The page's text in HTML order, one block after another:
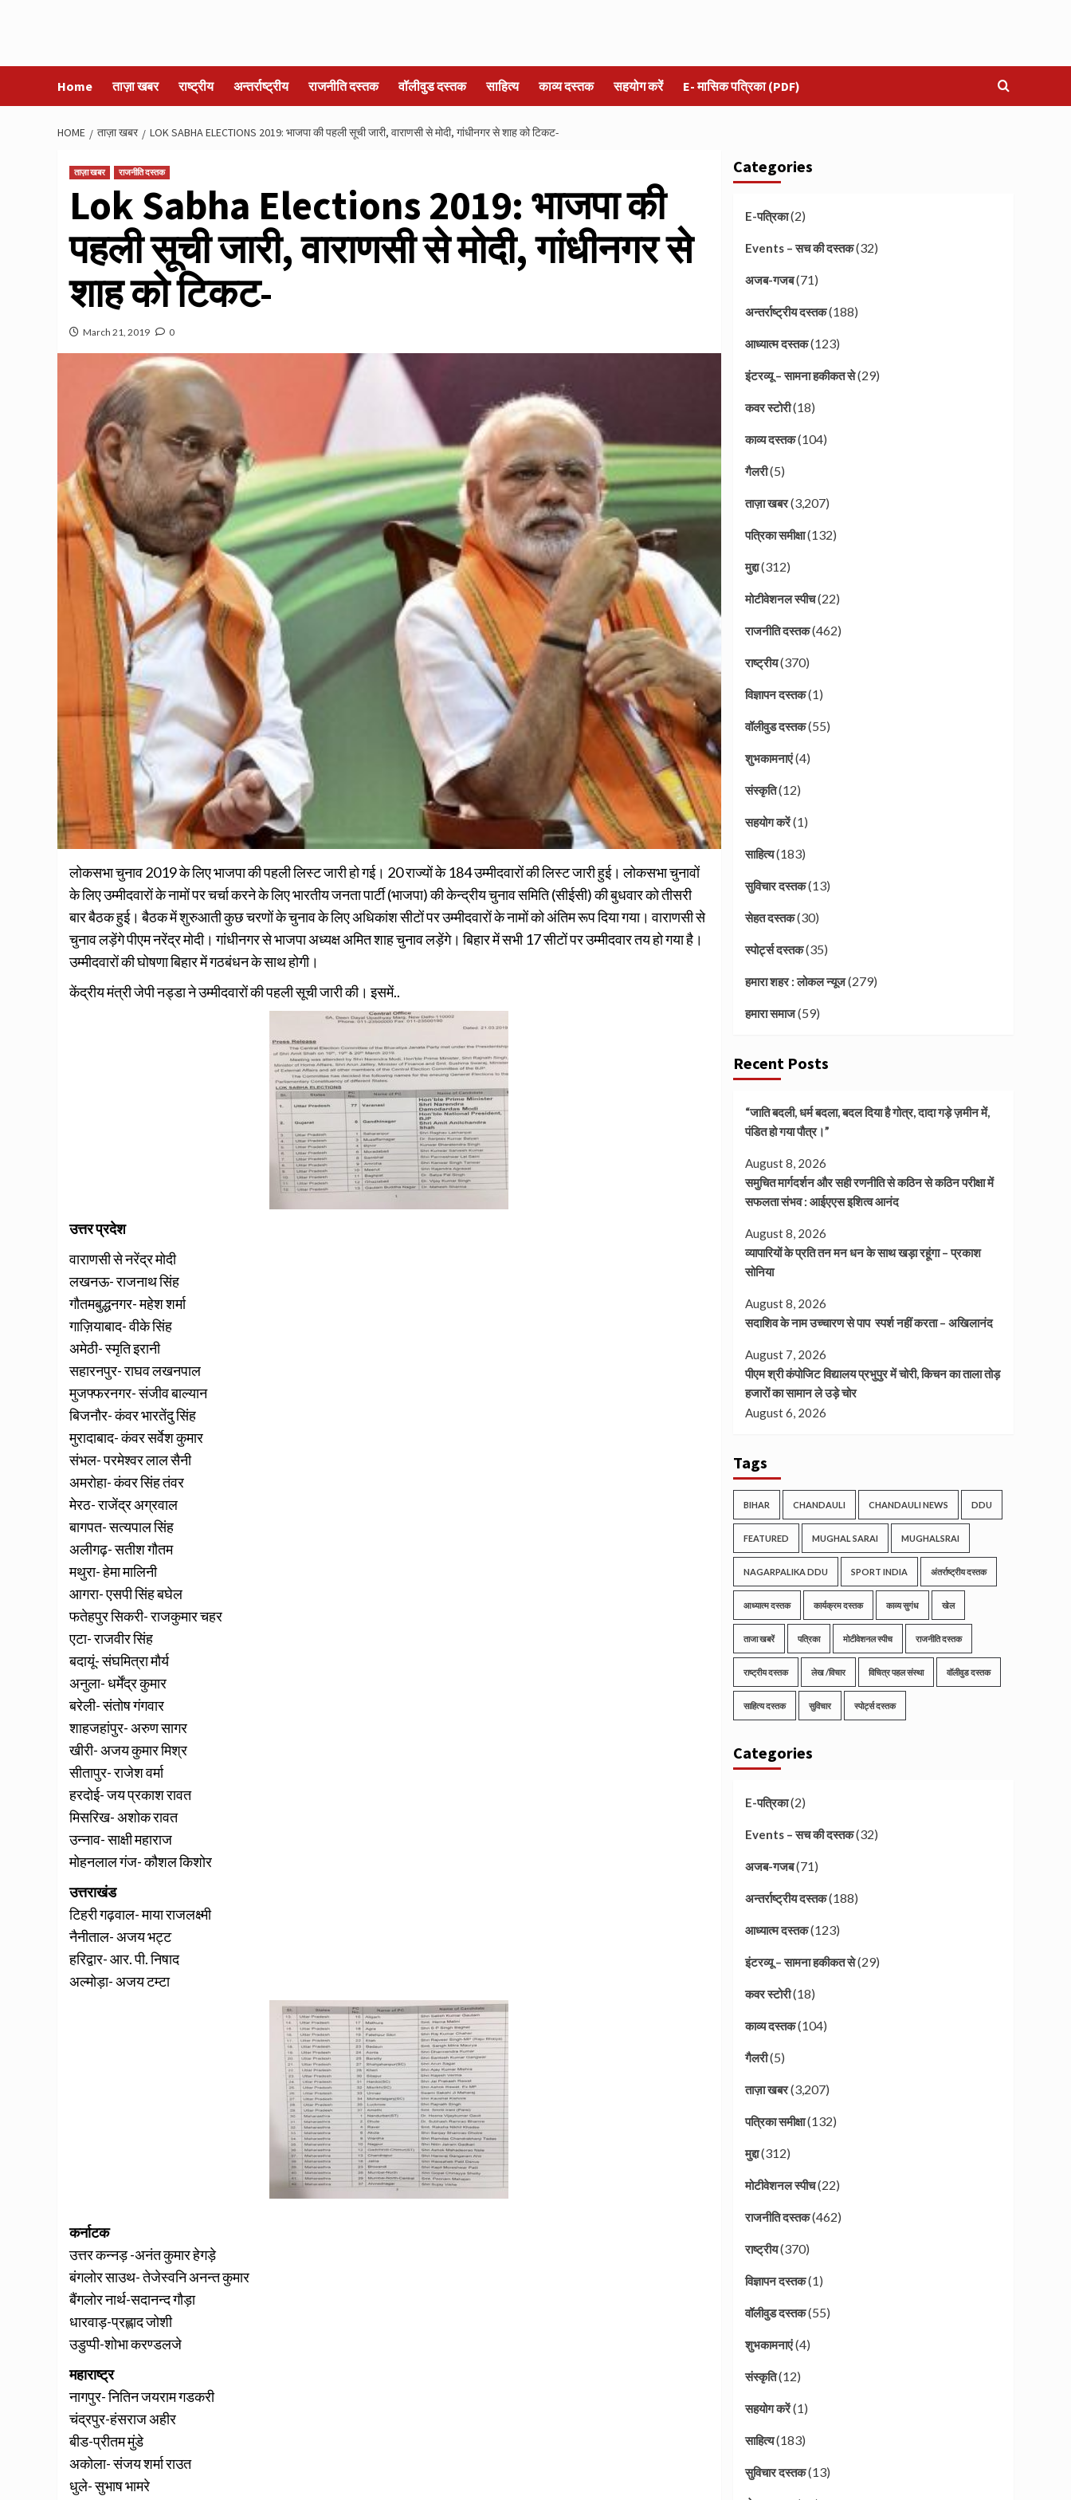
Home ताज़ा खबर राष्ट्रीय अन्तर्राष्ट्रीय राजनीति दस्तक वॉलीवुड दस्तक साहित्य काव्य दस्तक सहयोग करें E- मासिक पत्रिका (PDF)
HOME ताज़ा खबर LOK SABHA ELECTIONS 2019: भाजपा की पहली सूची जारी, वाराणसी से मोदी, गांधीनगर से शाह को टिकट-
ताज़ा खबर राजनीति दस्तक
Lok Sabha Elections 2019: भाजपा की
पहली सूची जारी, वाराणसी से मोदी, गांधीनगर से
शाह को टिकट-
March 21, 2019 0
लोकसभा चुनाव 2019 के लिए भाजपा की पहली लिस्ट जारी हो गई। 20 राज्यों के 184 उम्मीदवारों की लिस्ट जारी हुई। लोकसभा चुनावों
के लिए उम्मीदवारों के नामों पर चर्चा करने के लिए भारतीय जनता पार्टी (भाजपा) की केन्द्रीय चुनाव समिति (सीईसी) की बुधवार को तीसरी
बार बैठक हुई। बैठक में शुरुआती कुछ चरणों के चुनाव के लिए अधिकांश सीटों पर उम्मीदवारों के नामों को अंतिम रूप दिया गया। वाराणसी से
चुनाव लड़ेंगे पीएम नरेंद्र मोदी। गांधीनगर से भाजपा अध्यक्ष अमित शाह चुनाव लड़ेंगे। बिहार में सभी 17 सीटों पर उम्मीदवार तय हो गया है।
उम्मीदवारों की घोषणा बिहार में गठबंधन के साथ होगी।
केंद्रीय मंत्री जेपी नड्डा ने उम्मीदवारों की पहली सूची जारी की। इसमें..
उत्तर प्रदेश
वाराणसी से नरेंद्र मोदी
लखनऊ- राजनाथ सिंह
गौतमबुद्धनगर- महेश शर्मा
गाज़ियाबाद- वीके सिंह
अमेठी- स्मृति इरानी
सहारनपुर- राघव लखनपाल
मुजफ्फरनगर- संजीव बाल्यान
बिजनौर- कंवर भारतेंदु सिंह
मुरादाबाद- कंवर सर्वेश कुमार
संभल- परमेश्वर लाल सैनी
अमरोहा- कंवर सिंह तंवर
मेरठ- राजेंद्र अग्रवाल
बागपत- सत्यपाल सिंह
अलीगढ़- सतीश गौतम
मथुरा- हेमा मालिनी
आगरा- एसपी सिंह बघेल
फतेहपुर सिकरी- राजकुमार चहर
एटा- राजवीर सिंह
बदायूं- संघमित्रा मौर्य
अनुला- धर्मेंद्र कुमार
बरेली- संतोष गंगवार
शाहजहांपुर- अरुण सागर
खीरी- अजय कुमार मिश्र
सीतापुर- राजेश वर्मा
हरदोई- जय प्रकाश रावत
मिसरिख- अशोक रावत
उन्नाव- साक्षी महाराज
मोहनलाल गंज- कौशल किशोर
उत्तराखंड
टिहरी गढ़वाल- माया राजलक्ष्मी
नैनीताल- अजय भट्ट
हरिद्वार- आर. पी. निषाद
अल्मोड़ा- अजय टम्टा
कर्नाटक
उत्तर कन्नड़ -अनंत कुमार हेगड़े
बंगलोर साउथ- तेजेस्वनि अनन्त कुमार
बैंगलोर नार्थ-सदानन्द गौड़ा
धारवाड़-प्रह्लाद जोशी
उडुप्पी-शोभा करण्डलजे
महाराष्ट्र
नागपुर- नितिन जयराम गडकरी
चंद्रपुर-हंसराज अहीर
बीड-प्रीतम मुंडे
अकोला- संजय शर्मा राउत
धुले- सुभाष भामरे
Categories
E-पत्रिका(2)
Events – सच की दस्तक(32)
अजब-गजब(71)
अन्तर्राष्ट्रीय दस्तक(188)
आध्यात्म दस्तक(123)
इंटरव्यू – सामना हकीकत से(29)
कवर स्टोरी(18)
काव्य दस्तक(104)
गैलरी(5)
ताज़ा खबर(3,207)
पत्रिका समीक्षा(132)
मुद्दा(312)
मोटीवेशनल स्पीच(22)
राजनीति दस्तक(462)
राष्ट्रीय(370)
विज्ञापन दस्तक(1)
वॉलीवुड दस्तक(55)
शुभकामनाएं(4)
संस्कृति(12)
सहयोग करें(1)
साहित्य(183)
सुविचार दस्तक(13)
सेहत दस्तक(30)
स्पोर्ट्स दस्तक(35)
हमारा शहर : लोकल न्यूज(279)
हमारा समाज(59)
Recent Posts
“जाति बदली, धर्म बदला, बदल दिया है गोत्र, दादा गड़े ज़मीन में,
पंडित हो गया पौत्र।”
August 8, 2026
समुचित मार्गदर्शन और सही रणनीति से कठिन से कठिन परीक्षा में
सफलता संभव : आईएएस इशित्व आनंद
August 8, 2026
व्यापारियों के प्रति तन मन धन के साथ खड़ा रहूंगा – प्रकाश
सोनिया
August 8, 2026
सदाशिव के नाम उच्चारण से पाप स्पर्श नहीं करता – अखिलानंद
August 7, 2026
पीएम श्री कंपोजिट विद्यालय प्रभुपुर में चोरी, किचन का ताला तोड़
हजारों का सामान ले उड़े चोर
August 6, 2026
Tags
BIHAR CHANDAULI CHANDAULI NEWS DDU
FEATURED MUGHAL SARAI MUGHALSRAI
NAGARPALIKA DDU SPORT INDIA अंतर्राष्ट्रीय दस्तक
आध्यात्म दस्तक कार्यक्रम दस्तक काव्य सुगंध खेल
ताजा खबरें पत्रिका मोटीवेशनल स्पीच राजनीति दस्तक
राष्ट्रीय दस्तक लेख /विचार विचित्र पहल संस्था वॉलीवुड दस्तक
साहित्य दस्तक सुविचार स्पोर्ट्स दस्तक
Categories
E-पत्रिका(2)
Events – सच की दस्तक(32)
अजब-गजब(71)
अन्तर्राष्ट्रीय दस्तक(188)
आध्यात्म दस्तक(123)
इंटरव्यू – सामना हकीकत से(29)
कवर स्टोरी(18)
काव्य दस्तक(104)
गैलरी(5)
ताज़ा खबर(3,207)
पत्रिका समीक्षा(132)
मुद्दा(312)
मोटीवेशनल स्पीच(22)
राजनीति दस्तक(462)
राष्ट्रीय(370)
विज्ञापन दस्तक(1)
वॉलीवुड दस्तक(55)
शुभकामनाएं(4)
संस्कृति(12)
सहयोग करें(1)
साहित्य(183)
सुविचार दस्तक(13)